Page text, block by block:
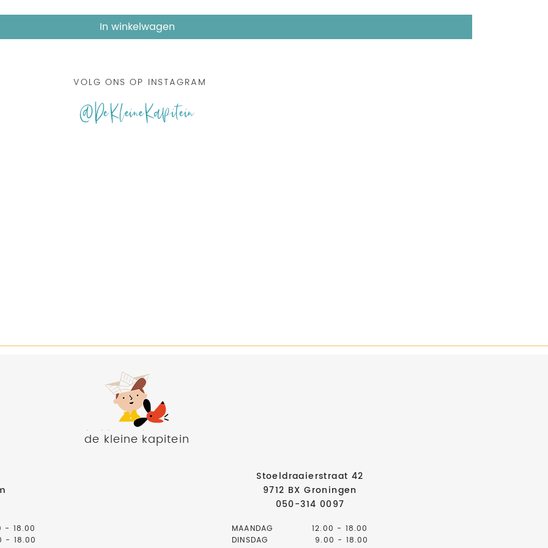
In winkelwagen
VOLG ONS OP INSTAGRAM
@DeKleineKapitein
de kleine kapitein
- 18.00
- 18.00
Stoeldraaierstraat 42
9712 BX Groningen
050-314 0097
MAANDAG
DINSDAG
12.00 - 18.00
9.00 - 18.00